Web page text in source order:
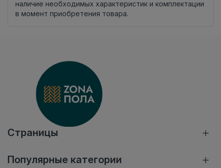
наличие необходимых характеристик и комплектации
в момент приобретения товара.
Страницы
Популярные категории